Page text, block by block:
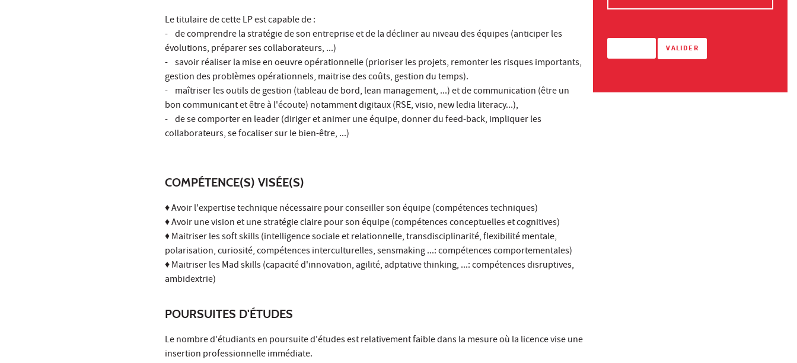
Le titulaire de cette LP est capable de :
- de comprendre la stratégie de son entreprise et de la décliner au niveau des équipes (anticiper les
évolutions, préparer ses collaborateurs, ...)
- savoir réaliser la mise en oeuvre opérationnelle (prioriser les projets, remonter les risques importants,
gestion des problèmes opérationnels, maitrise des coûts, gestion du temps).
- maîtriser les outils de gestion (tableau de bord, lean management, ...) et de communication (être un
bon communicant et être à l'écoute) notamment digitaux (RSE, visio, new ledia literacy...),
- de se comporter en leader (diriger et animer une équipe, donner du feed-back, impliquer les
collaborateurs, se focaliser sur le bien-être, ...)
COMPÉTENCE(S) VISÉE(S)
♦ Avoir l'expertise technique nécessaire pour conseiller son équipe (compétences techniques)
♦ Avoir une vision et une stratégie claire pour son équipe (compétences conceptuelles et cognitives)
♦ Maitriser les soft skills (intelligence sociale et relationnelle, transdisciplinarité, flexibilité mentale,
polarisation, curiosité, compétences interculturelles, sensmaking ...: compétences comportementales)
♦ Maitriser les Mad skills (capacité d'innovation, agilité, adptative thinking, ...: compétences disruptives,
ambidextrie)
POURSUITES D'ÉTUDES
Le nombre d'étudiants en poursuite d'études est relativement faible dans la mesure où la licence vise une
insertion professionnelle immédiate.